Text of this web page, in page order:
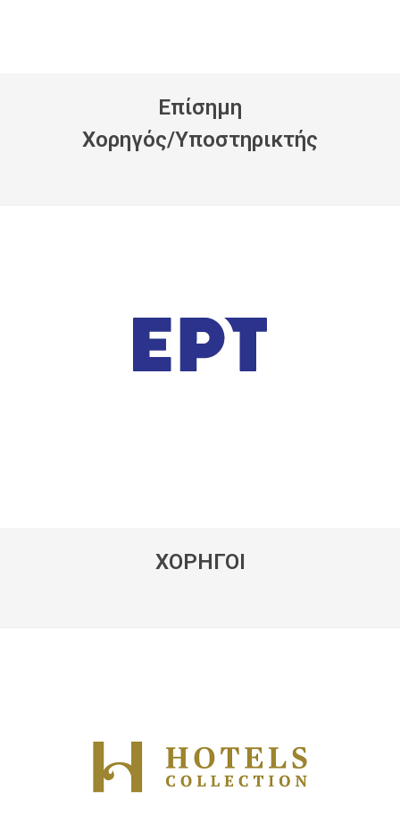
Eπίσημη
Xορηγός/Yποστηρικτής
ΧΟΡΗΓΟΙ